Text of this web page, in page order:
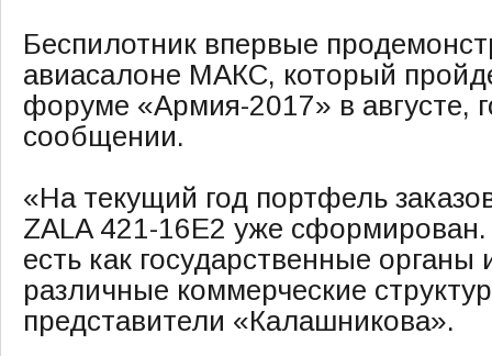
Беспилотник впервые
авиасалоне МАКС, который
форуме «Армия-2017» в августе,
сообщении.
«На текущий год портфель
ZALA 421-16Е2 уже сформирован.
есть как государственные органы
различные коммерческие
представители «Калашникова».